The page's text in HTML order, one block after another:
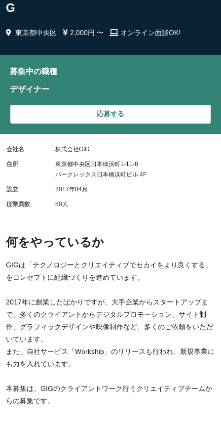
G
東京都中央区 2,000円 〜 オンライン面談OK!
何をやっているか
GIGは「テクノロジーとクリエイティブでセカイをより良くする」
をコンセプトに組織づくりを進めています。
2017年に創業したばかりですが、大手企業からスタートアップま
で、多くのクライアントからデジタルプロモーション、サイト制
作、グラフィックデザインや映像制作など、多くのご依頼をいただ
いています。
また、自社サービス「Workship」のリリースも行われ、新規事業に
も力を入れています。
本募集は、GIGのクライアントワーク行うクリエイティブチームか
らの募集です。
募集中の職種
デザイナー
応募する
会社名 株式会社GIG
住所
東京都中央区日本橋浜町1-11-8
パークレックス日本橋浜町ビル 4F
設立 2017年04月
従業員数 80人